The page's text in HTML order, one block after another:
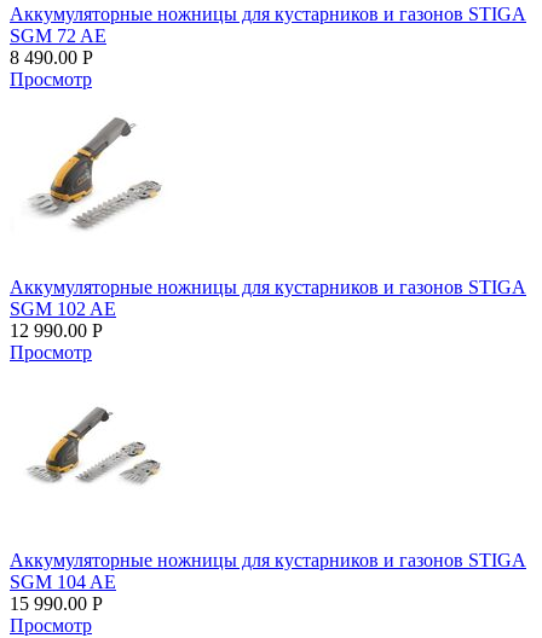
Аккумуляторные ножницы для кустарников и газонов STIGA
SGM 72 AE
8 490.00 Р
Просмотр
Аккумуляторные ножницы для кустарников и газонов STIGA
SGM 102 AE
12 990.00 Р
Просмотр
Аккумуляторные ножницы для кустарников и газонов STIGA
SGM 104 AE
15 990.00 Р
Просмотр